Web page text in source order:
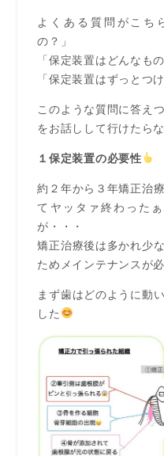
よくある質問がこち
の？」
「保定装置はどんなも
「保定装置はずっとつ
このような質問に答え
をお話しして行けたら
１保定装置の必要性
約２年から３年矯正治
てヤッタァ終わった
が・・・
矯正治療後は多かれ少
ためメインテナンスが
まず歯はどのように動
した